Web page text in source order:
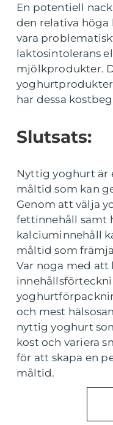
En potentiell
den relativa höga
vara
laktosintolerans
mjölkprodukter.
har dessa
Slutsats:
Nyttig yoghurt är
måltid som kan
Genom att välja
fettinnehåll samt
kalciuminnehåll
måltid som
Var noga med att
och mest
nyttig yoghurt
kost och variera
för att skapa en
måltid.